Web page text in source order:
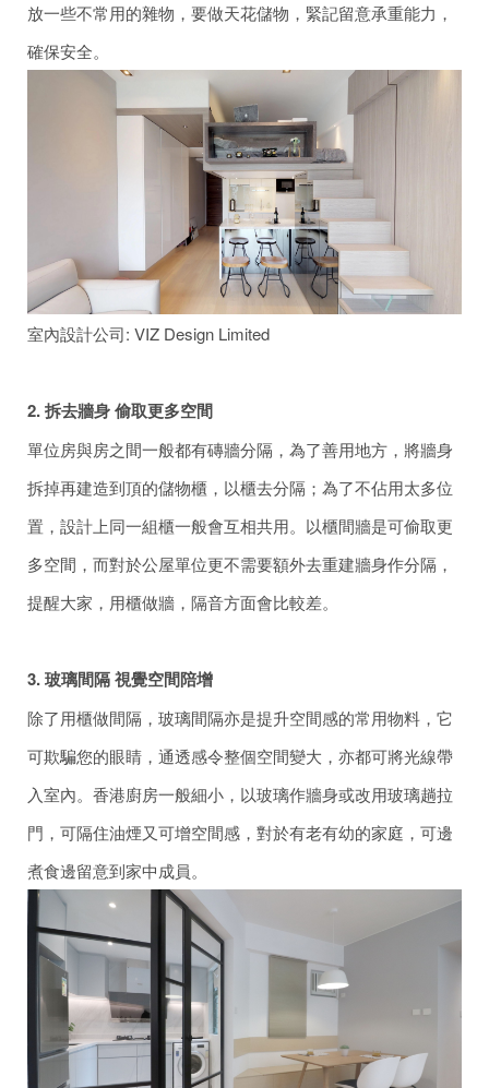
放一些不常用的雜物，要做天花儲物，緊記留意承重能力，
確保安全。
室內設計公司: VIZ Design Limited
2. 拆去牆身 偷取更多空間
單位房與房之間一般都有磚牆分隔，為了善用地方，將牆身
拆掉再建造到頂的儲物櫃，以櫃去分隔；為了不佔用太多位
置，設計上同一組櫃一般會互相共用。以櫃間牆是可偷取更
多空間，而對於公屋單位更不需要額外去重建牆身作分隔，
提醒大家，用櫃做牆，隔音方面會比較差。
3. 玻璃間隔 視覺空間陪增
除了用櫃做間隔，玻璃間隔亦是提升空間感的常用物料，它
可欺騙您的眼睛，通透感令整個空間變大，亦都可將光線帶
入室內。香港廚房一般細小，以玻璃作牆身或改用玻璃趟拉
門，可隔住油煙又可增空間感，對於有老有幼的家庭，可邊
煮食邊留意到家中成員。